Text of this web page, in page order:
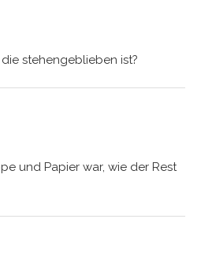
die stehengeblieben ist?
und Papier war, wie der Rest